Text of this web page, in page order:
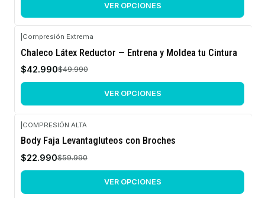
VER OPCIONES
-14%
OFF
Compresión Extrema
Chaleco Látex Reductor — Entrena y Moldea tu Cintura
$42.990$49.990
VER OPCIONES
-62%
OFF
COMPRESIÓN ALTA
Body Faja Levantagluteos con Broches
$22.990$59.990
VER OPCIONES